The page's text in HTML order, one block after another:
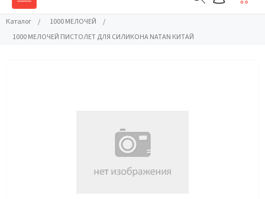
Каталог / 1000 МЕЛОЧЕЙ
/
1000 МЕЛОЧЕЙ ПИСТОЛЕТ ДЛЯ СИЛИКОНА NATAN КИТАЙ